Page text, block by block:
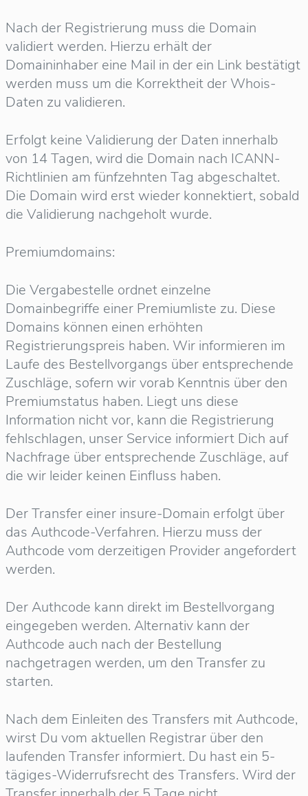
Nach der Registrierung muss die Domain
validiert werden. Hierzu erhält der
Domaininhaber eine Mail in der ein Link bestätigt
werden muss um die Korrektheit der Whois-
Daten zu validieren.
Erfolgt keine Validierung der Daten innerhalb
von 14 Tagen, wird die Domain nach ICANN-
Richtlinien am fünfzehnten Tag abgeschaltet.
Die Domain wird erst wieder konnektiert, sobald
die Validierung nachgeholt wurde.
Premiumdomains:
Die Vergabestelle ordnet einzelne
Domainbegriffe einer Premiumliste zu. Diese
Domains können einen erhöhten
Registrierungspreis haben. Wir informieren im
Laufe des Bestellvorgangs über entsprechende
Zuschläge, sofern wir vorab Kenntnis über den
Premiumstatus haben. Liegt uns diese
Information nicht vor, kann die Registrierung
fehlschlagen, unser Service informiert Dich auf
Nachfrage über entsprechende Zuschläge, auf
die wir leider keinen Einfluss haben.
Der Transfer einer insure-Domain erfolgt über
das Authcode-Verfahren. Hierzu muss der
Authcode vom derzeitigen Provider angefordert
werden.
Der Authcode kann direkt im Bestellvorgang
eingegeben werden. Alternativ kann der
Authcode auch nach der Bestellung
nachgetragen werden, um den Transfer zu
starten.
Nach dem Einleiten des Transfers mit Authcode,
wirst Du vom aktuellen Registrar über den
laufenden Transfer informiert. Du hast ein 5-
tägiges-Widerrufsrecht des Transfers. Wird der